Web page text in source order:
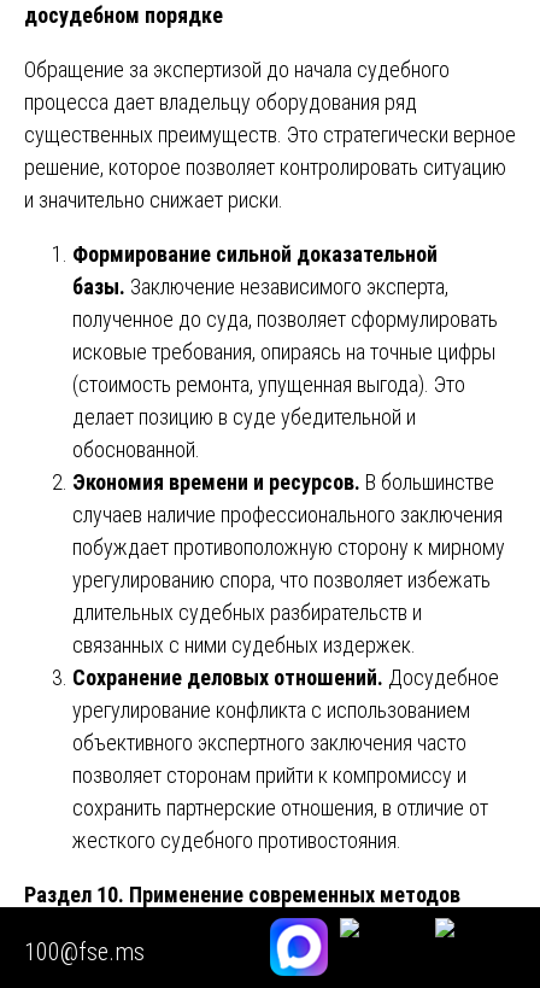
досудебном порядке
Обращение за экспертизой до начала судебного
процесса дает владельцу оборудования ряд
существенных преимуществ. Это стратегически верное
решение, которое позволяет контролировать ситуацию
и значительно снижает риски.
Формирование сильной доказательной
базы. Заключение независимого эксперта,
полученное до суда, позволяет сформулировать
исковые требования, опираясь на точные цифры
(стоимость ремонта, упущенная выгода). Это
делает позицию в суде убедительной и
обоснованной.
Экономия времени и ресурсов. В большинстве
случаев наличие профессионального заключения
побуждает противоположную сторону к мирному
урегулированию спора, что позволяет избежать
длительных судебных разбирательств и
связанных с ними судебных издержек.
Сохранение деловых отношений. Досудебное
урегулирование конфликта с использованием
объективного экспертного заключения часто
позволяет сторонам прийти к компромиссу и
сохранить партнерские отношения, в отличие от
жесткого судебного противостояния.
Раздел 10. Применение современных методов
Качество экспертизы напрямую зависит от
100@fse.ms